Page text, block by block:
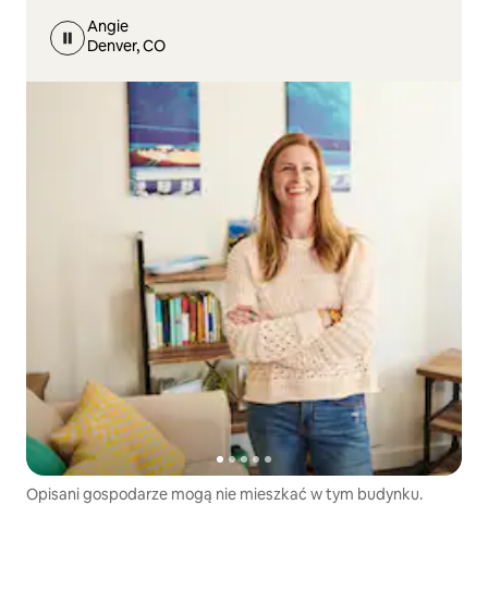
Angie
Denver, CO
Opisani gospodarze mogą nie mieszkać w tym budynku.